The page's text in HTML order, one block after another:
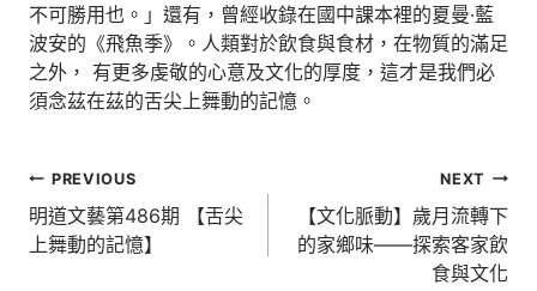
不可勝用也。」還有，曾經收錄在國中課本裡的夏曼·藍
波安的《飛魚季》。人類對於飲食與食材，在物質的滿足
之外， 有更多虔敬的心意及文化的厚度，這才是我們必
須念茲在茲的舌尖上舞動的記憶。
文
章
導
PREVIOUS
明道文藝第486期 【舌尖
上舞動的記憶】
NEXT
【文化脈動】歲月流轉下
的家鄉味——探索客家飲
食與文化